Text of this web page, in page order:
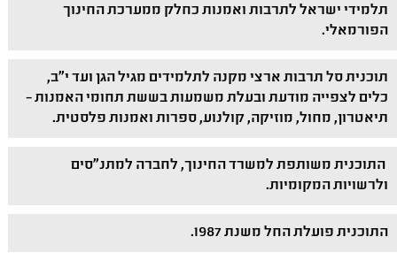
תלמידי ישראל לתרבות ואמנות כחלק ממערכת החינוך
הפורמאלי.
תוכנית סל תרבות ארצי מקנה לתלמידים מגיל הגן ועד י"ב,
כלים לצפייה מודעת ובעלת משמעות בששת תחומי האמנות –
תיאטרון, מחול, מוזיקה, קולנוע, ספרות ואמנות פלסטית.
התוכנית משותפת למשרד החינוך, לחברה למתנ"סים
ולרשויות המקומיות.
התוכנית פועלת החל משנת 1987.